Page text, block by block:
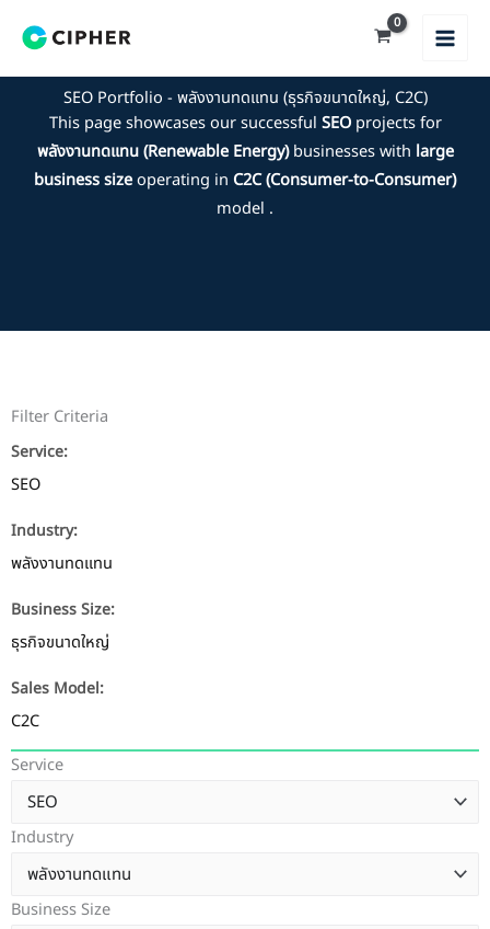
SEO Portfolio - พลังงานทดแทน (ธุรกิจขนาดใหญ่, C2C)
This page showcases our successful SEOprojects for
พลังงานทดแทน (Renewable Energy)businesses with large
business sizeoperating in C2C (Consumer-to-Consumer)
model .
Filter Criteria
Service:
SEO
Industry:
พลังงานทดแทน
Business Size:
ธุรกิจขนาดใหญ่
Sales Model:
C2C
Service
Industry
Business Size